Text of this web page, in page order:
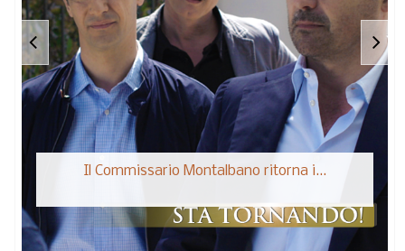
Il Commissario Montalbano ritorna i...